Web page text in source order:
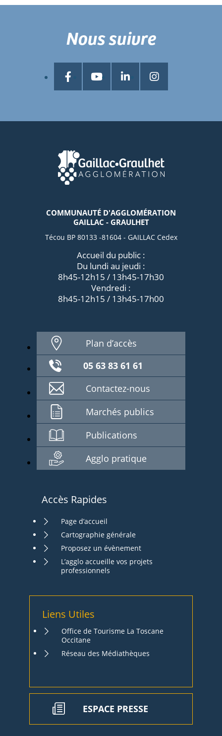
COMMUNAUTÉ D'AGGLOMÉRATION
GAILLAC - GRAULHET
Técou BP 80133 -81604 - GAILLAC Cedex
Accueil du public :
Du lundi au jeudi :
8h45-12h15 / 13h45-17h30
Vendredi :
8h45-12h15 / 13h45-17h00
Plan d’accès
05 63 83 61 61
Contactez-nous
Marchés publics
Publications
Agglo pratique
Accès Rapides
Page d’accueil
Cartographie générale
Proposez un évènement
L’agglo accueille vos projets
professionnels
Liens Utiles
Office de Tourisme La Toscane
Occitane
Réseau des Médiathèques
ESPACE PRESSE
Nous suivre